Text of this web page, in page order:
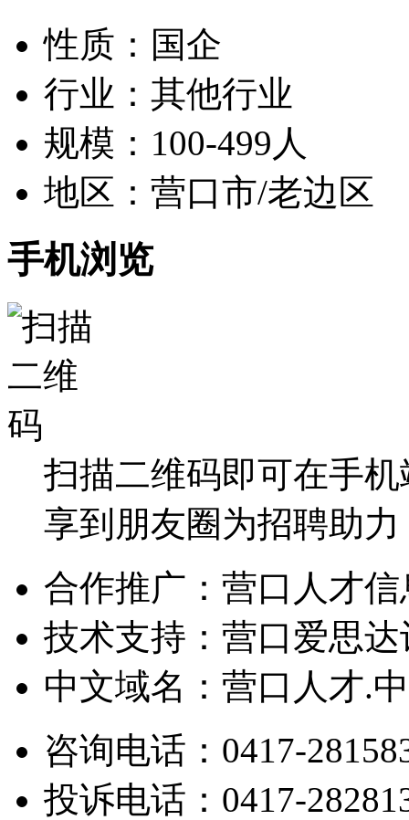
性质：国企
行业：其他行业
规模：100-499人
地区：营口市/老边区
手机浏览
扫描二维码即可在手
享到朋友圈为招聘助力
合作推广：营口人才
技术支持：营口爱思
中文域名：营口人才.
咨询电话：0417-
投诉电话：0417-